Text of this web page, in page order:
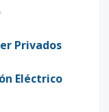
Privados
Eléctrico